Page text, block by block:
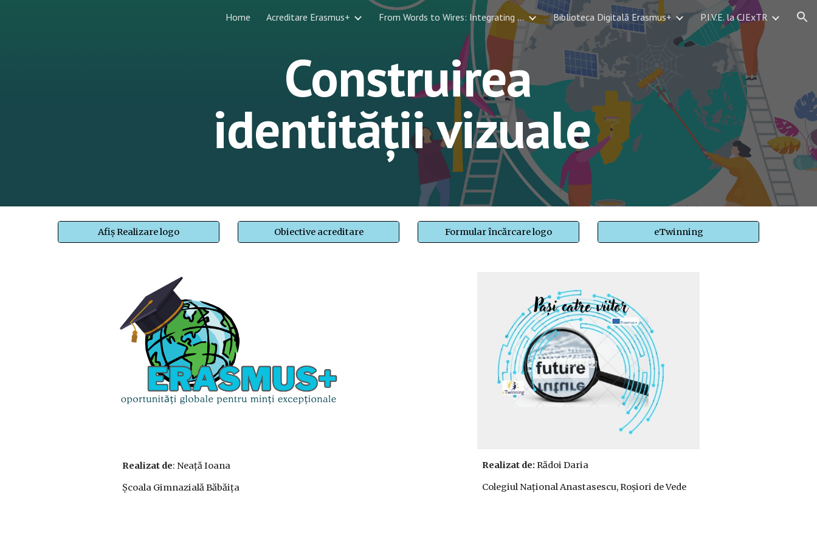
Skip to main content Skip to navigation
Home Acreditare Erasmus+ From Words to Wires: Integrating STEM and Language Learning for Multidiscip Biblioteca Digitală Erasmus+ P.I.V.E. la CJExTR
Construirea
identității vizuale
Afiș Realizare logo Obiective acreditare Formular încărcare logo eTwinning
Realizat de: Neață Ioana
Școala Gimnazială Băbăița
Realizat de:Rădoi Daria
Colegiul Național Anastasescu, Roșiori de Vede